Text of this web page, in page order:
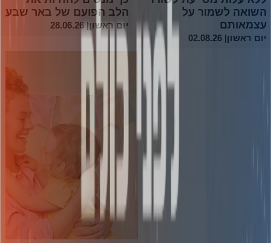
השואה לשמור על
עצמאותם
יום ראשון| 02.08.26
הלב הפועם של באר שבע
יום ראשון| 28.06.26